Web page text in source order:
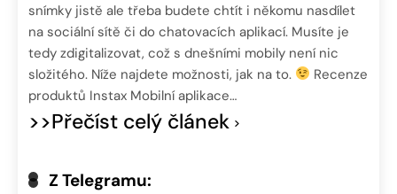
snímky jistě ale třeba budete chtít i někomu nasdílet
na sociální sítě či do chatovacích aplikací. Musíte je
tedy zdigitalizovat, což s dnešními mobily není nic
složitého. Níže najdete možnosti, jak na to.
Recenze
produktů Instax Mobilní aplikace…
>>Přečíst celý článek
Z Telegramu: